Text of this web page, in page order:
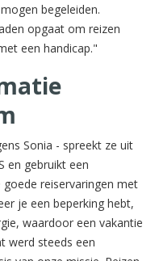
begeleiden.
opgaat om reizen
een handicap."
Sonia - spreekt ze uit
en gebruikt een
reiservaringen met
je een beperking hebt,
waardoor een vakantie
werd steeds een